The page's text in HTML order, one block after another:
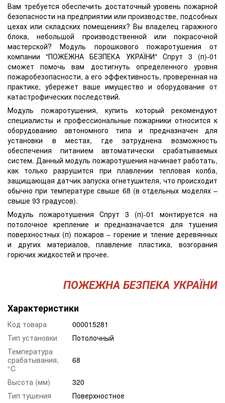
Вам требуется обеспечить достаточный уровень пожарной
безопасности на предприятии или производстве, подсобных
цехах или складских помещениях? Вы владелец гаражного
блока, небольшой производственной или покрасочной
мастерской? Модуль порошкового пожаротушения от
компании "ПОЖЕЖНА БЕЗПЕКА УКРАЇНИ" Спрут 3 (п)-01
сможет помочь вам достигнуть определенного уровня
пожаробезопасности, а его эффективность, проверенная на
практике, убережет ваше имущество и оборудование от
катастрофических последствий.
Модуль пожаротушения, купить который рекомендуют
специалисты и профессиональные пожарники относится к
оборудованию автономного типа и предназначен для
установки в местах, где затруднена возможность
обеспечения питанием автоматически срабатываемых
систем. Данный модуль пожаротушения начинает работать,
как только разрушится при плавлении тепловая колба,
защищающая датчик запуска огнетушителя, что происходит
обычно при температуре свыше 68 (в отдельных моделях –
свыше 93 градусов).
Модуль пожаротушения Спрут 3 (п)-01 монтируется на
потолочное крепление и предназначается для тушения
поверхностных (п) пожаров – горение и тление деревянных
и других материалов, плавление пластика, возгорания
горючих жидкостей и прочее.
ПОЖЕЖНА БЕЗПЕКА УКРАЇНИ
Характеристики
Код товара
000015281
Тип установки
Потолочный
Температура
срабатывания,
°C
68
Высота (мм)
320
Тип тушения
Поверхностное